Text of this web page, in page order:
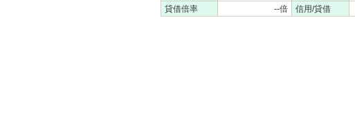
貸借倍率
--倍 信用/貸借